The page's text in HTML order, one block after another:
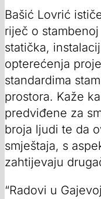
Bašić Lovrić
riječ o
statička,
opterećenja
standardima
prostora. Kaže
predviđene za
broja ljudi te da
smještaja, s
zahtijevaju
“Radovi u